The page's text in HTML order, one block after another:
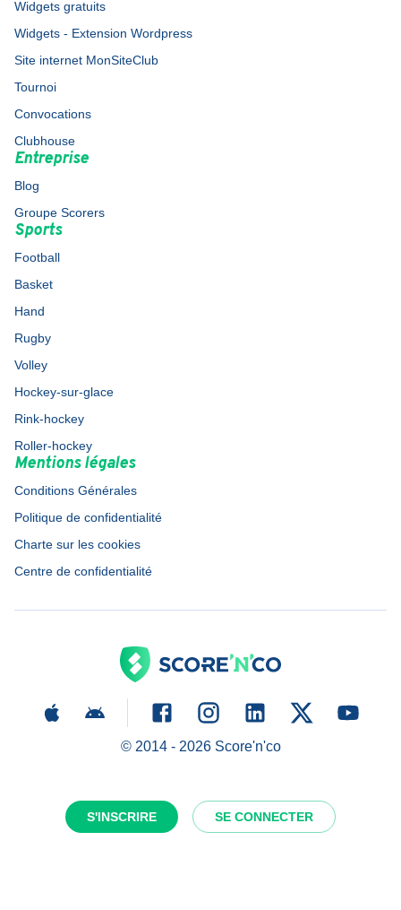
S'INSCRIRE SE CONNECTER
Widgets gratuits
Widgets - Extension Wordpress
Site internet MonSiteClub
Tournoi
Convocations
Clubhouse
Entreprise
Blog
Groupe Scorers
Sports
Football
Basket
Hand
Rugby
Volley
Hockey-sur-glace
Rink-hockey
Roller-hockey
Mentions légales
Conditions Générales
Politique de confidentialité
Charte sur les cookies
Centre de confidentialité
© 2014 - 2026Score'n'co